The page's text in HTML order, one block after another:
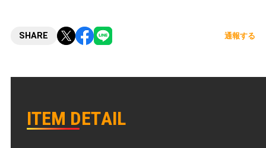
SHARE 通報する
ITEM DETAIL